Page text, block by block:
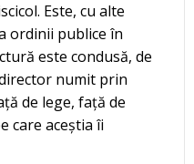
Este, cu alte
ordinii publice în
este condusă, de
numit prin
de lege, față de
care aceștia îi